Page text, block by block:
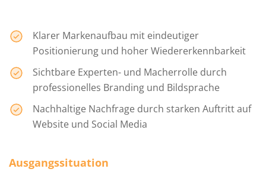
Klarer Markenaufbau mit eindeutiger
Positionierung und hoher Wiedererkennbarkeit
Sichtbare Experten- und Macherrolle durch
professionelles Branding und Bildsprache
Nachhaltige Nachfrage durch starken Auftritt auf
Website und Social Media
Ausgangssituation